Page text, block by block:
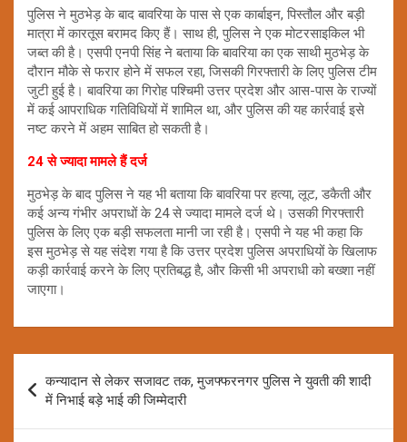
पुलिस ने मुठभेड़ के बाद बावरिया के पास से एक कार्बाइन, पिस्तौल और बड़ी
मात्रा में कारतूस बरामद किए हैं। साथ ही, पुलिस ने एक मोटरसाइकिल भी
जब्त की है। एसपी एनपी सिंह ने बताया कि बावरिया का एक साथी मुठभेड़ के
दौरान मौके से फरार होने में सफल रहा, जिसकी गिरफ्तारी के लिए पुलिस टीम
जुटी हुई है। बावरिया का गिरोह पश्चिमी उत्तर प्रदेश और आस-पास के राज्यों
में कई आपराधिक गतिविधियों में शामिल था, और पुलिस की यह कार्रवाई इसे
नष्ट करने में अहम साबित हो सकती है।
24 से ज्यादा मामले हैं दर्ज
मुठभेड़ के बाद पुलिस ने यह भी बताया कि बावरिया पर हत्या, लूट, डकैती और
कई अन्य गंभीर अपराधों के 24 से ज्यादा मामले दर्ज थे। उसकी गिरफ्तारी
पुलिस के लिए एक बड़ी सफलता मानी जा रही है। एसपी ने यह भी कहा कि
इस मुठभेड़ से यह संदेश गया है कि उत्तर प्रदेश पुलिस अपराधियों के खिलाफ
कड़ी कार्रवाई करने के लिए प्रतिबद्ध है, और किसी भी अपराधी को बख्शा नहीं
जाएगा।
navigation
कन्यादान से लेकर सजावट तक, मुजफ्फरनगर पुलिस ने युवती की शादी
में निभाई बड़े भाई की जिम्मेदारी